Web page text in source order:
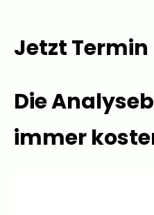
Jetzt Termin
Die
immer